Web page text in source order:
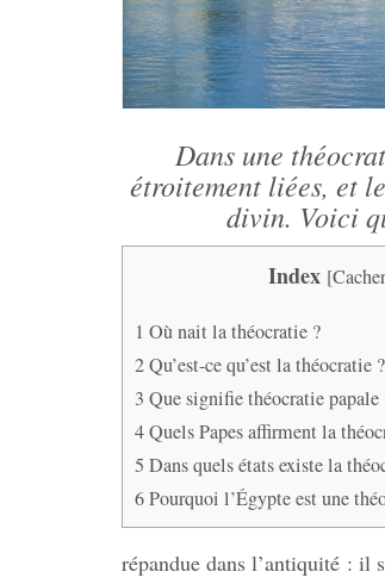
Dans une
étroitement liées, et
divin. Voici
Index [Cacher
1 Où nait la théocratie ?
2Qu’est-ce qu’est la théocratie ?
3 Que signifie théocratie papale
4Quels Papes affirment la
5 Dans quels états existe la
6Pourquoi l’Égypte est une
répandue dans l’antiquité : il